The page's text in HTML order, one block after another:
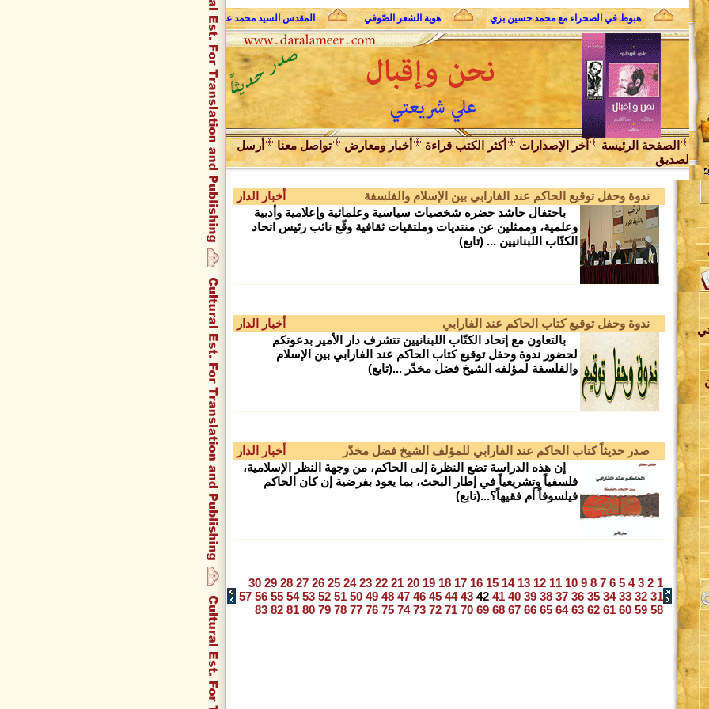
هبوط في الصحراء مع محمد حسين بزي هوية الشعر الصّوفي المقدس السيد محمد علي فضل الله وحديث الروح
الصفحة الرئيسة اّخر الإصدارات أكثر الكتب قراءة أخبار ومعارض تواصل معنا
أرسل
لصديق
ندوة وحفل توقيع الحاكم عند الفارابي بين الإسلام والفلسفة
أخبار الدار
باحتفال حاشد حضره شخصيات سياسية وعلمائية وإعلامية وأدبية
وعلمية، وممثلين عن منتديات وملتقيات ثقافية وقّع نائب رئيس اتحاد
الكتّاب اللبنانيين ... (تابع)
ندوة وحفل توقيع كتاب الحاكم عند الفارابي
أخبار الدار
بالتعاون مع إتحاد الكتّاب اللبنانيين تتشرف دار الأمير بدعوتكم
لحضور ندوة وحفل توقيع كتاب الحاكم عند الفارابي بين الإسلام
والفلسفة لمؤلفه الشيخ فضل مخدّر ...(تابع)
صدر حديثاً كتاب الحاكم عند الفارابي للمؤلف الشيخ فضل مخدّر
أخبار الدار
إن هذه الدراسة تضع النظرة إلى الحاكم، من وجهة النظر الإسلامية،
فلسفياً وتشريعياً في إطار البحث، بما يعود بفرضية إن كان الحاكم
فيلسوفاً أم فقيهاً؟...(تابع)
1
2
3
4
5
6
7
8
9
10
11
12
13
14
15
16
17
18
19
20
21
22
23
24
25
26
27
28
29
30
31
32
33
34
35
36
37
38
39
40
41
43
44
45
46
47
48
49
50
51
52
53
54
55
56
57
58
59
60
61
62
63
64
65
66
67
68
69
70
71
72
73
74
75
76
77
78
79
80
81
82
83